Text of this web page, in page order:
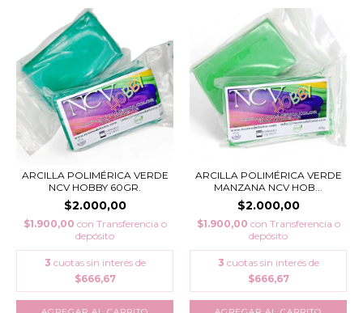
ARCILLA POLIMÉRICA VERDE
NCV HOBBY 60GR.
$2.000,00
$1.900,00 con Transferencia o
depósito
3 cuotas sin interés de
$666,67
ARCILLA POLIMÉRICA VERDE
MANZANA NCV HOB...
$2.000,00
$1.900,00 con Transferencia o
depósito
3 cuotas sin interés de
$666,67